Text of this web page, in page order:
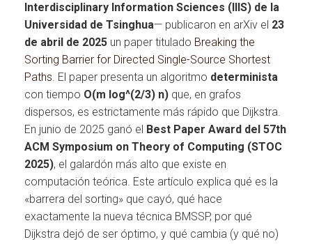
Interdisciplinary Information Sciences (IIIS) de la
Universidad de Tsinghua— publicaron en arXiv el 23
de abril de 2025 un paper titulado Breaking the
Sorting Barrier for Directed Single-Source Shortest
Paths. El paper presenta un algoritmo determinista
con tiempo O(m log^(2/3) n) que, en grafos
dispersos, es estrictamente más rápido que Dijkstra.
En junio de 2025 ganó el Best Paper Award del 57th
ACM Symposium on Theory of Computing (STOC
2025), el galardón más alto que existe en
computación teórica. Este artículo explica qué es la
«barrera del sorting» que cayó, qué hace
exactamente la nueva técnica BMSSP, por qué
Dijkstra dejó de ser óptimo, y qué cambia (y qué no)